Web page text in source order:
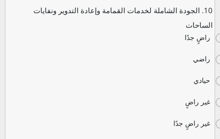
10. الجودة الشاملة لخدمات القمامة وإعادة التدوير ونفايات
الساحات
راضٍ جدًا
راضي
حيادي
غير راضٍ
غير راضٍ جدًا